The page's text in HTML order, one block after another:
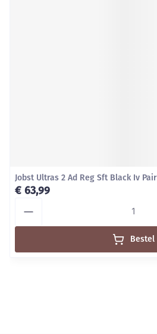
Jobst Ultras 2 Ad Reg Sft Black Iv Pair
€ 63,99
Bestel